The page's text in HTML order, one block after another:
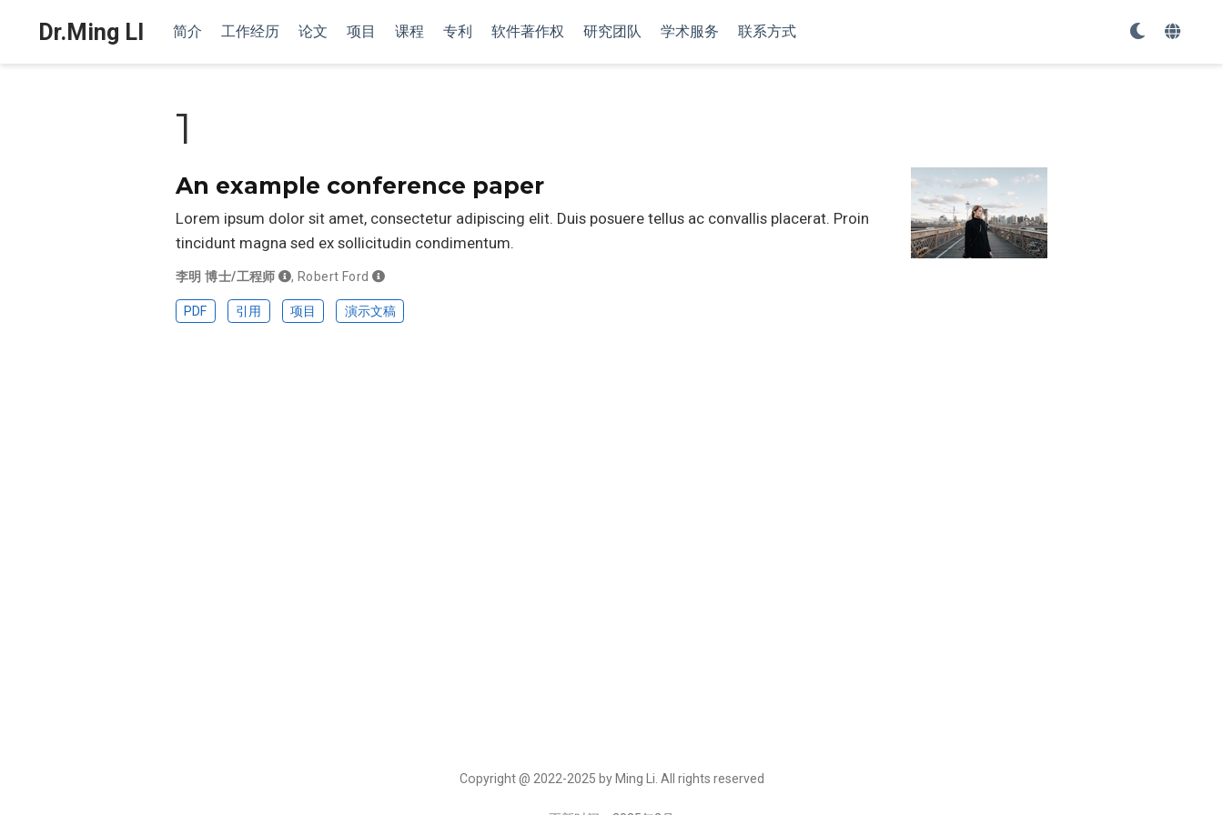
Dr.Ming LI 简介 工作经历 论文 项目 课程 专利 软件著作权 研究团队 学术服务 联系方式
1
An example conference paper
Lorem ipsum dolor sit amet, consectetur adipiscing elit. Duis posuere tellus ac convallis placerat. Proin
tincidunt magna sed ex sollicitudin condimentum.
李明 博士/工程师 ,Robert Ford
PDF 引用 项目 演示文稿
Copyright @ 2022-2025 by Ming Li. All rights reserved